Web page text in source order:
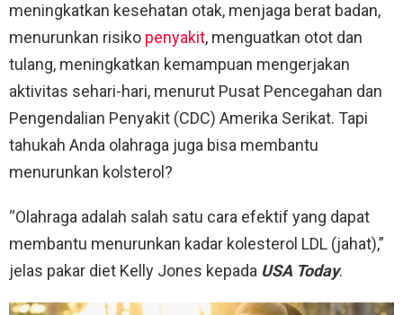
meningkatkan kesehatan otak, menjaga berat badan,
menurunkan risiko penyakit, menguatkan otot dan
tulang, meningkatkan kemampuan mengerjakan
aktivitas sehari-hari, menurut Pusat Pencegahan dan
Pengendalian Penyakit (CDC) Amerika Serikat. Tapi
tahukah Anda olahraga juga bisa membantu
menurunkan kolsterol?
“Olahraga adalah salah satu cara efektif yang dapat
membantu menurunkan kadar kolesterol LDL (jahat),”
jelas pakar diet Kelly Jones kepada USA Today.